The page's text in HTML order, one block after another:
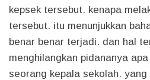
kepsek tersebut. kenapa
tersebut. itu menunjukkan
benar benar terjadi. dan hal
menghilangkan pidananya
seorang kepala sekolah.